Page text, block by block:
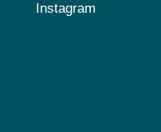
Instagram